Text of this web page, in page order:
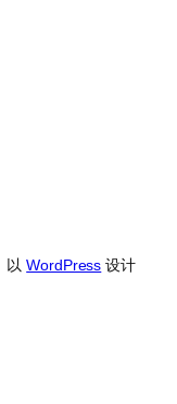
以WordPress 设计